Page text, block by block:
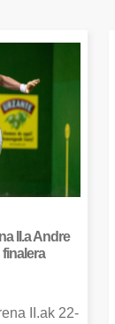
II.a Andre
finalera
II.ak 22-